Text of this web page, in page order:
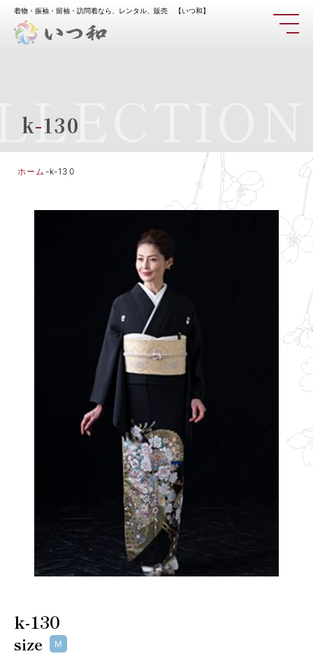
着物・振袖・留袖・訪問着なら、レンタル、販売 【いつ和】
k-130
ホーム -k-130
k-130
size M